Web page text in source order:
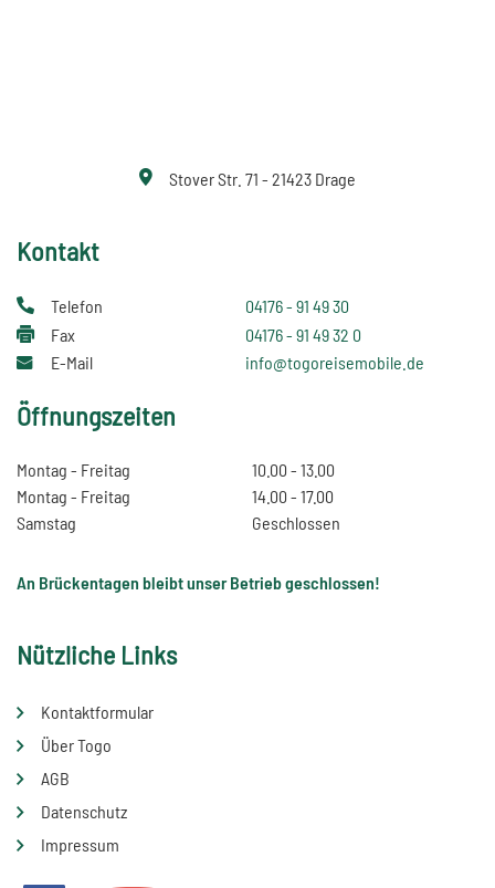
Stover Str. 71 - 21423 Drage
Kontakt
Telefon
04176 - 91 49 30
Fax
04176 - 91 49 32 0
E-Mail
info@togoreisemobile.de
Öffnungszeiten
Montag - Freitag
10.00 - 13.00
Montag - Freitag
14.00 - 17.00
Samstag
Geschlossen
An Brückentagen bleibt unser Betrieb geschlossen!
Nützliche Links
Kontaktformular
Über Togo
AGB
Datenschutz
Impressum